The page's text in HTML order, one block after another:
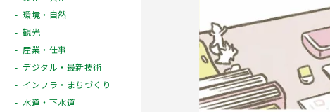
環境・自然
観光
産業・仕事
デジタル・最新技術
インフラ・まちづくり
水道・下水道